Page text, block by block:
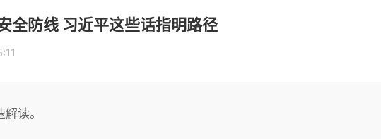
全防线 习近平这些话指明路径
读。